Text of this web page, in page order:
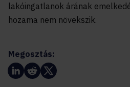
lakóingatlanok árának
hozama nem növekszik.
Megosztás: